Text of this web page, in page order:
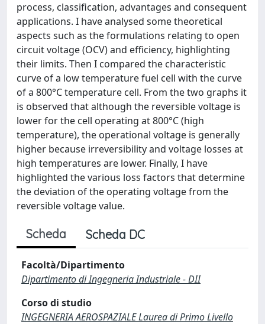
process, classification, advantages and consequent
applications. I have analysed some theoretical
aspects such as the formulations relating to open
circuit voltage (OCV) and efficiency, highlighting
their limits. Then I compared the characteristic
curve of a low temperature fuel cell with the curve
of a 800°C temperature cell. From the two graphs it
is observed that although the reversible voltage is
lower for the cell operating at 800°C (high
temperature), the operational voltage is generally
higher because irreversibility and voltage losses at
high temperatures are lower. Finally, I have
highlighted the various loss factors that determine
the deviation of the operating voltage from the
reversible voltage value.
Scheda Scheda DC
Facoltà/Dipartimento
Dipartimento di Ingegneria Industriale - DII
Corso di studio
INGEGNERIA AEROSPAZIALE Laurea di Primo Livello